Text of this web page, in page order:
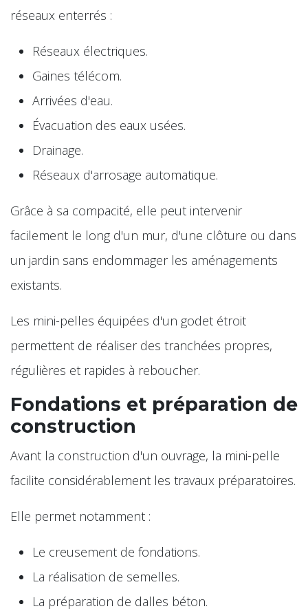
réseaux enterrés :
Réseaux électriques.
Gaines télécom.
Arrivées d'eau.
Évacuation des eaux usées.
Drainage.
Réseaux d'arrosage automatique.
Grâce à sa compacité, elle peut intervenir
facilement le long d'un mur, d'une clôture ou dans
un jardin sans endommager les aménagements
existants.
Les mini-pelles équipées d'un godet étroit
permettent de réaliser des tranchées propres,
régulières et rapides à reboucher.
Fondations et préparation de
construction
Avant la construction d'un ouvrage, la mini-pelle
facilite considérablement les travaux préparatoires.
Elle permet notamment :
Le creusement de fondations.
La réalisation de semelles.
La préparation de dalles béton.